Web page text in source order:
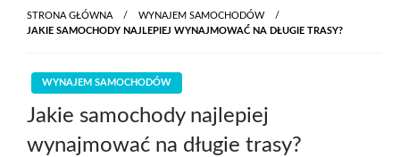
STRONA GŁÓWNA
WYNAJEM SAMOCHODÓW
JAKIE SAMOCHODY NAJLEPIEJ WYNAJMOWAĆ NA DŁUGIE TRASY?
WYNAJEM SAMOCHODÓW
Jakie samochody najlepiej
wynajmować na długie trasy?